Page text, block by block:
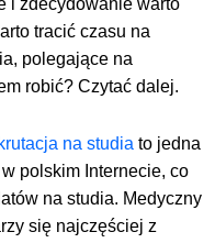
i zdecydowanie warto
tracić czasu na
polegające na
robić? Czytać dalej.
na studia to jedna
polskim Internecie, co
na studia. Medyczny
się najczęściej z